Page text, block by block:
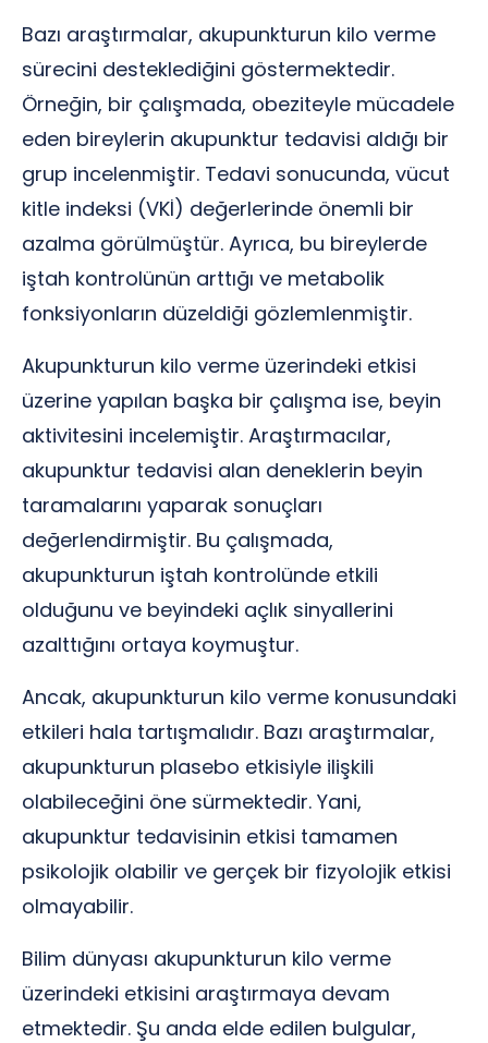
Bazı araştırmalar, akupunkturun kilo verme
sürecini desteklediğini göstermektedir.
Örneğin, bir çalışmada, obeziteyle mücadele
eden bireylerin akupunktur tedavisi aldığı bir
grup incelenmiştir. Tedavi sonucunda, vücut
kitle indeksi (VKİ) değerlerinde önemli bir
azalma görülmüştür. Ayrıca, bu bireylerde
iştah kontrolünün arttığı ve metabolik
fonksiyonların düzeldiği gözlemlenmiştir.
Akupunkturun kilo verme üzerindeki etkisi
üzerine yapılan başka bir çalışma ise, beyin
aktivitesini incelemiştir. Araştırmacılar,
akupunktur tedavisi alan deneklerin beyin
taramalarını yaparak sonuçları
değerlendirmiştir. Bu çalışmada,
akupunkturun iştah kontrolünde etkili
olduğunu ve beyindeki açlık sinyallerini
azalttığını ortaya koymuştur.
Ancak, akupunkturun kilo verme konusundaki
etkileri hala tartışmalıdır. Bazı araştırmalar,
akupunkturun plasebo etkisiyle ilişkili
olabileceğini öne sürmektedir. Yani,
akupunktur tedavisinin etkisi tamamen
psikolojik olabilir ve gerçek bir fizyolojik etkisi
olmayabilir.
Bilim dünyası akupunkturun kilo verme
üzerindeki etkisini araştırmaya devam
etmektedir. Şu anda elde edilen bulgular,